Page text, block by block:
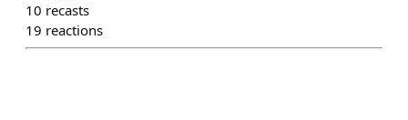
10 recasts
19 reactions